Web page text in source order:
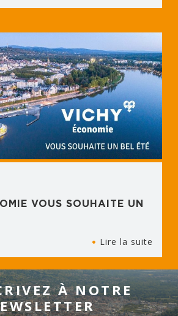
VOUS SOUHAITE UN
Lire la suite
À NOTRE